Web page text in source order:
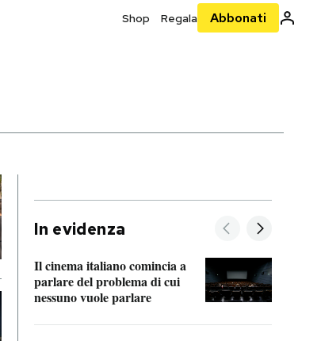
Shop Regala Abbonati
In evidenza
Il cinema italiano comincia a
parlare del problema di cui
nessuno vuole parlare